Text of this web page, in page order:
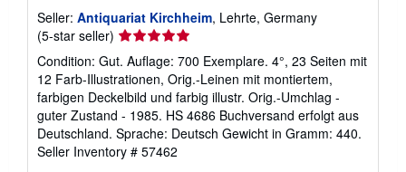
Seller: Antiquariat Kirchheim, Lehrte, Germany
(5-star seller) Seller
rating
5
out
of
5
stars
Condition: Gut. Auflage: 700 Exemplare. 4°, 23 Seiten mit
12 Farb-Illustrationen, Orig.-Leinen mit montiertem,
farbigen Deckelbild und farbig illustr. Orig.-Umchlag -
guter Zustand - 1985. HS 4686 Buchversand erfolgt aus
Deutschland. Sprache: Deutsch Gewicht in Gramm: 440.
Seller Inventory # 57462